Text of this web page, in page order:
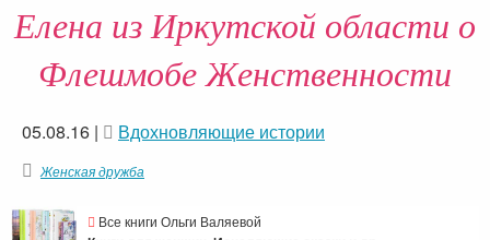
Елена из Иркутской области о
Флешмобе Женственности
05.08.16 | Вдохновляющие истории
Женская дружба
Все книги Ольги Валяевой